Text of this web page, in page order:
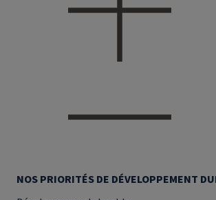
NOS PRIORITÉS DE DÉVELOPPEMENT